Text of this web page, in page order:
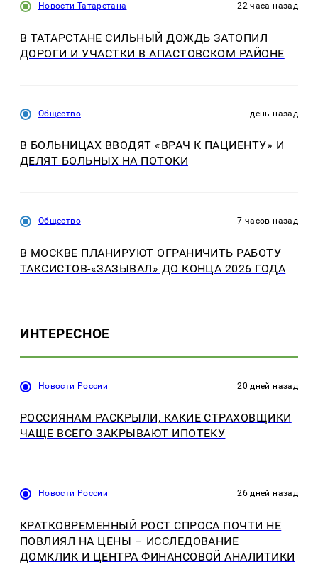
Новости Татарстана 22 часа назад
В ТАТАРСТАНЕ СИЛЬНЫЙ ДОЖДЬ ЗАТОПИЛ
ДОРОГИ И УЧАСТКИ В АПАСТОВСКОМ РАЙОНЕ
Общество день назад
В БОЛЬНИЦАХ ВВОДЯТ «ВРАЧ К ПАЦИЕНТУ» И
ДЕЛЯТ БОЛЬНЫХ НА ПОТОКИ
Общество 7 часов назад
В МОСКВЕ ПЛАНИРУЮТ ОГРАНИЧИТЬ РАБОТУ
ТАКСИСТОВ-«ЗАЗЫВАЛ» ДО КОНЦА 2026 ГОДА
ИНТЕРЕСНОЕ
Новости России 20 дней назад
РОССИЯНАМ РАСКРЫЛИ, КАКИЕ СТРАХОВЩИКИ
ЧАЩЕ ВСЕГО ЗАКРЫВАЮТ ИПОТЕКУ
Новости России 26 дней назад
КРАТКОВРЕМЕННЫЙ РОСТ СПРОСА ПОЧТИ НЕ
ПОВЛИЯЛ НА ЦЕНЫ – ИССЛЕДОВАНИЕ
ДОМКЛИК И ЦЕНТРА ФИНАНСОВОЙ АНАЛИТИКИ